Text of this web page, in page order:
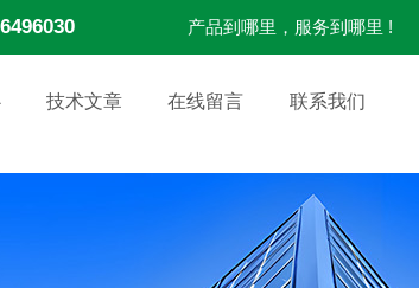
产品到哪里，服务到哪里 !
技术文章 在线留言 联系我们